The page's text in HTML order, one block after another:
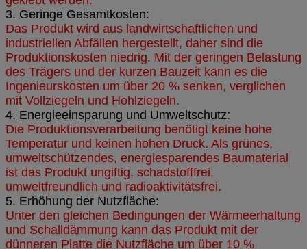
3. Geringe Gesamtkosten:
Das Produkt wird aus landwirtschaftlichen und
industriellen Abfällen hergestellt, daher sind die
Produktionskosten niedrig. Mit der geringen Belastung
des Trägers und der kurzen Bauzeit kann es die
Ingenieurskosten um über 20 % senken, verglichen
mit Vollziegeln und Hohlziegeln.
4. Energieeinsparung und Umweltschutz:
Die Produktionsverarbeitung benötigt keine hohe
Temperatur und keinen hohen Druck. Als grünes,
umweltschützendes, energiesparendes Baumaterial
ist das Produkt ungiftig, schadstofffrei,
umweltfreundlich und radioaktivitätsfrei.
5. Erhöhung der Nutzfläche:
Unter den gleichen Bedingungen der Wärmeerhaltung
und Schalldämmung kann das Produkt mit der
dünneren Platte die Nutzfläche um über 10 %